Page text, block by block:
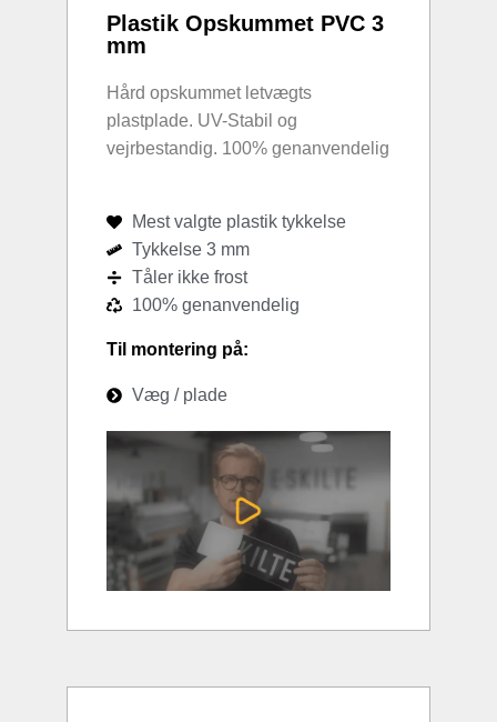
Plastik Opskummet PVC 3
mm
Hård opskummet letvægts
plastplade. UV-Stabil og
vejrbestandig. 100% genanvendelig
Mest valgte plastik tykkelse
Tykkelse 3 mm
Tåler ikke frost
100% genanvendelig
Til montering på:
Væg / plade